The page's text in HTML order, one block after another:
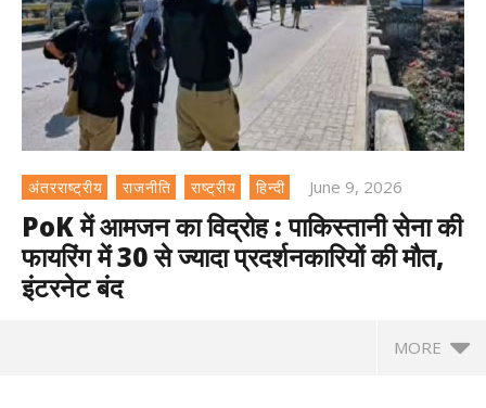
अंतरराष्ट्रीय राजनीति राष्ट्रीय हिन्दी June 9, 2026
PoK में आमजन का विद्रोह : पाकिस्तानी सेना की
फायरिंग में 30 से ज्यादा प्रदर्शनकारियों की मौत,
इंटरनेट बंद
MORE